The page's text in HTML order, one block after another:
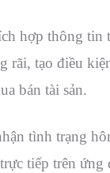
hợp thông
rãi, tạo điều
bán tài sản.
tình trạng
tiếp trên